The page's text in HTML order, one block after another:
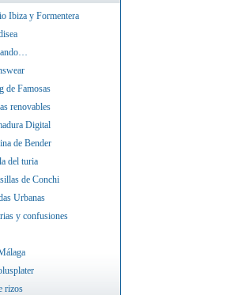
Ibiza y Formentera
de Famosas
renovables
Digital
de Bender
del turia
de Conchi
Urbanas
y confusiones
rizos